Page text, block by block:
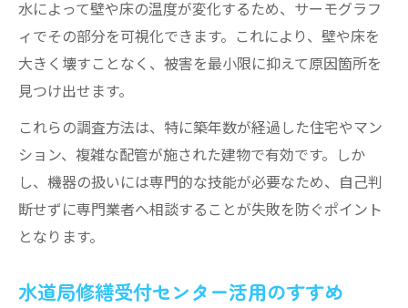
水によって壁や床の温度が変化するため、サーモグラフ
ィでその部分を可視化できます。これにより、壁や床を
大きく壊すことなく、被害を最小限に抑えて原因箇所を
見つけ出せます。
これらの調査方法は、特に築年数が経過した住宅やマン
ション、複雑な配管が施された建物で有効です。しか
し、機器の扱いには専門的な技能が必要なため、自己判
断せずに専門業者へ相談することが失敗を防ぐポイント
となります。
水道局修繕受付センター活用のすすめ